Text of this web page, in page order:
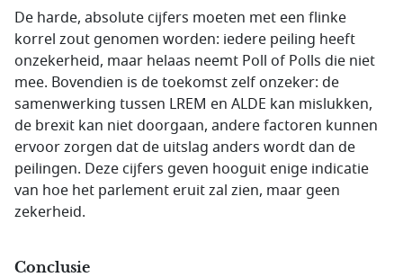
De harde, absolute cijfers moeten met een flinke
korrel zout genomen worden: iedere peiling heeft
onzekerheid, maar helaas neemt Poll of Polls die niet
mee. Bovendien is de toekomst zelf onzeker: de
samenwerking tussen LREM en ALDE kan mislukken,
de brexit kan niet doorgaan, andere factoren kunnen
ervoor zorgen dat de uitslag anders wordt dan de
peilingen. Deze cijfers geven hooguit enige indicatie
van hoe het parlement eruit zal zien, maar geen
zekerheid.
Conclusie